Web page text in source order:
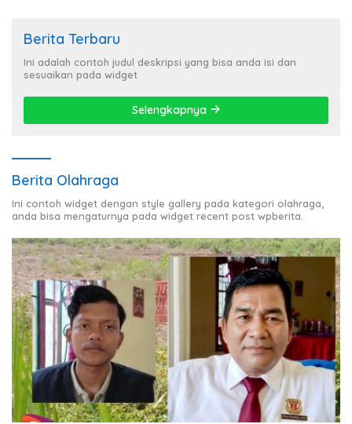
Berita Terbaru
Ini adalah contoh judul deskripsi yang bisa anda isi dan
sesuaikan pada widget
Selengkapnya
Berita Olahraga
Ini contoh widget dengan style gallery pada kategori olahraga,
anda bisa mengaturnya pada widget recent post wpberita.